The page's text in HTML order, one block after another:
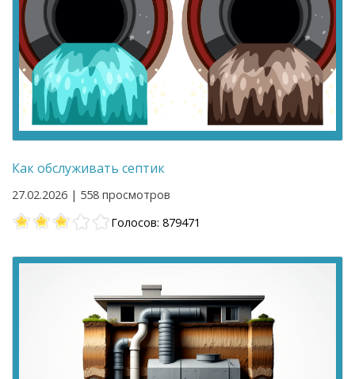
Как обслуживать септик
27.02.2026 | 558 просмотров
Голосов: 879471